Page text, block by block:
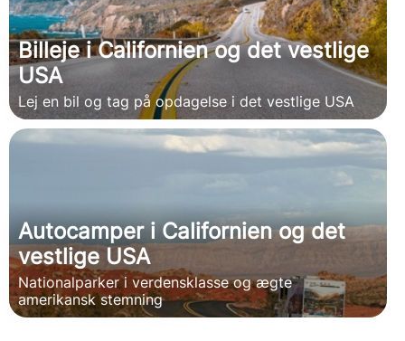
Billeje i Californien og det vestlige
USA
Lej en bil og tag på opdagelse i det vestlige USA
Autocamper i Californien og det
vestlige USA
Nationalparker i verdensklasse og ægte
amerikansk stemning